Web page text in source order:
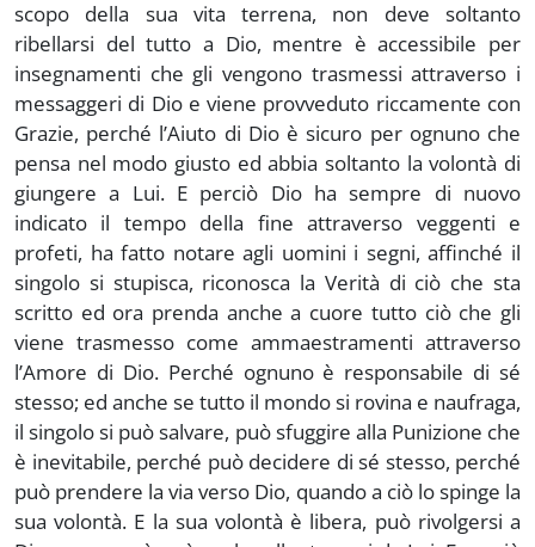
scopo della sua vita terrena, non deve soltanto
ribellarsi del tutto a Dio, mentre è accessibile per
insegnamenti che gli vengono trasmessi attraverso i
messaggeri di Dio e viene provveduto riccamente con
Grazie, perché l’Aiuto di Dio è sicuro per ognuno che
pensa nel modo giusto ed abbia soltanto la volontà di
giungere a Lui. E perciò Dio ha sempre di nuovo
indicato il tempo della fine attraverso veggenti e
profeti, ha fatto notare agli uomini i segni, affinché il
singolo si stupisca, riconosca la Verità di ciò che sta
scritto ed ora prenda anche a cuore tutto ciò che gli
viene trasmesso come ammaestramenti attraverso
l’Amore di Dio. Perché ognuno è responsabile di sé
stesso; ed anche se tutto il mondo si rovina e naufraga,
il singolo si può salvare, può sfuggire alla Punizione che
è inevitabile, perché può decidere di sé stesso, perché
può prendere la via verso Dio, quando a ciò lo spinge la
sua volontà. E la sua volontà è libera, può rivolgersi a